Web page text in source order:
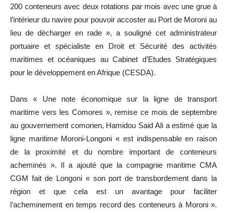
200 conteneurs avec deux rotations par mois avec une grue à
l’intérieur du navire pour pouvoir accoster au Port de Moroni au
lieu de décharger en rade », a souligné cet administrateur
portuaire et spécialiste en Droit et Sécurité des activités
maritimes et océaniques au Cabinet d’Etudes Stratégiques
pour le développement en Afrique (CESDA).
Dans « Une note économique sur la ligne de transport
maritime vers les Comores », remise ce mois de septembre
au gouvernement comorien, Hamidou Said Ali a estimé que la
ligne maritime Moroni-Longoni « est indispensable en raison
de la proximité et du nombre important de conteneurs
acheminés ». Il a ajouté que la compagnie maritime CMA
CGM fait de Longoni « son port de transbordement dans la
région et que cela est un avantage pour faciliter
l’acheminement en temps record des conteneurs à Moroni ».